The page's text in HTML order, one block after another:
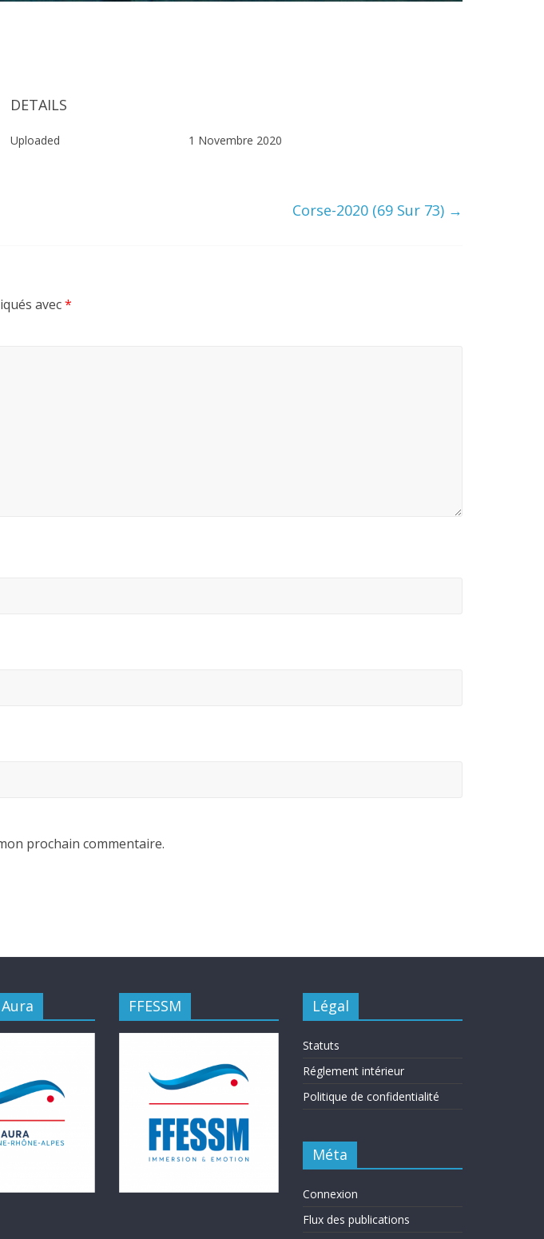
DETAILS
Uploaded 1 Novembre 2020
Corse-2020 (69 Sur 73) →
avec*
prochain commentaire.
Aura FFESSM Légal
Statuts
Réglement intérieur
Politique de confidentialité
Méta
Connexion
Flux des publications